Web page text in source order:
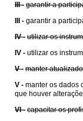
III - garantir a
III - garantir a
IV - utilizar os
IV - utilizar os
V - manter
V - manter os dados
que houver
VI - capacitar os